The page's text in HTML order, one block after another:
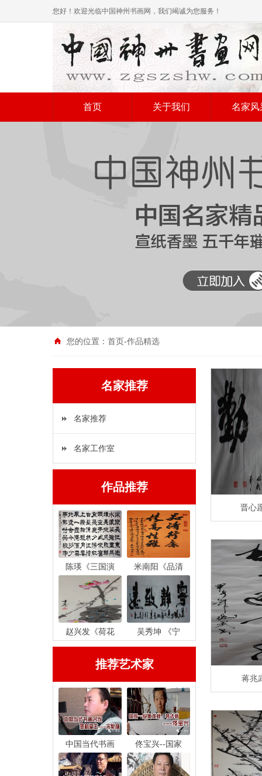
您好！欢迎光临中国神州书画网，我们竭诚为您服务！
首页 关于我们 名家风
您的位置： 首页-作品精选
名家推荐
名家推荐
名家工作室
作品推荐
陈瑛《三国演 米南阳《品清
赵兴发《荷花 吴秀坤 《宁
推荐艺术家
中国当代书画 佟宝兴--国家
晋心
蒋兆